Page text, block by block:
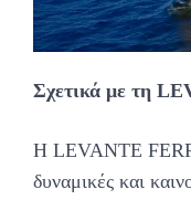
Σχετικά με τη
Η LEVANTE
δυναμικές και